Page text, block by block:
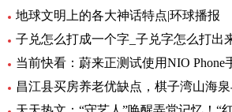
地球文明上的各大神话特点|环球播报
子兑怎么打成一个字_子兑字怎么打出
当前快看：蔚来正测试使用NIO Phone